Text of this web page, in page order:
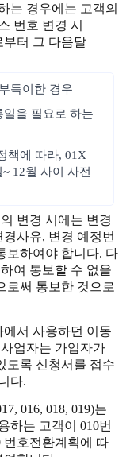
는 경우에는 고객의
번호 변경 시
부터 그 다음달
득이한 경우
을 필요로 하는
책에 따라, 01X
12월 사이 사전
변경 시에는 변경
사유, 변경 예정번
보하여야 합니다. 다
여 통보할 수 없을
로써 통보한 것으로
서 사용하던 이동
업자는 가입자가
도록 신청서를 접수
다.
016, 018, 019)는
하는 고객이 010번
번호전환계획에 따